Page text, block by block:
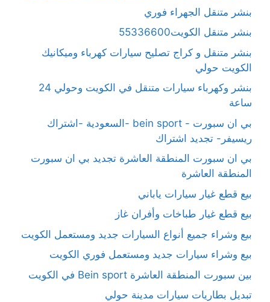
بنشر متنقل الجهراء فوري
بنشر متنقل الكويت55336600
بنشر متنقل و كراج تصليح سيارات كهرباء وميكانيك
الكويت حولي
بنشر وكهرباء سيارات متنقل في الكويت وحولي 24
ساعة
بي ان سبورت - bein sport -السعودية -اشتراك
ريسيفر- تجديد اشتراك
بي ان سبورت المنطقة العاشرة تجديد بي ان سبورت
المنطقة العاشرة
بيع قطع غيار سيارات ياباني
بيع قطع غيار طباخات وأفران غاز
بيع وشراء جميع أنواع السيارات جديد ومستعمل الكويت
بيع وشراء سيارات جديد ومستعمل فوري الكويت
بين سبورت المنطقة العاشرة Bein sport في الكويت
تبديل بطاريات سيارات مدينة حولي